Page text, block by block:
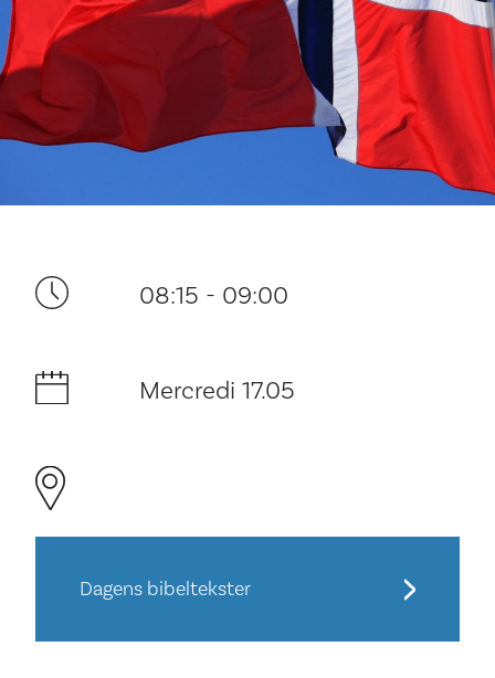
Ditt besøk
Musikk
Historie og arkitektur
08:15 - 09:00
Mercredi 17.05
Dagens bibeltekster